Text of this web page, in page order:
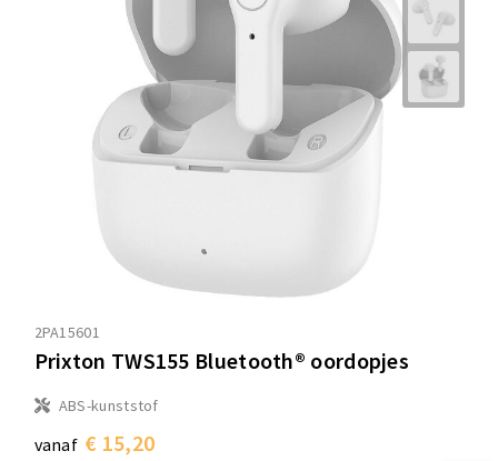
2PA15601
Prixton TWS155 Bluetooth® oordopjes
ABS-kunststof
vanaf € 15,20